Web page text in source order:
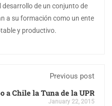
de un conjunto de
a su formación como un ente
y productivo.
Previous post
a Chile la Tuna de la UPR
January 22, 2015